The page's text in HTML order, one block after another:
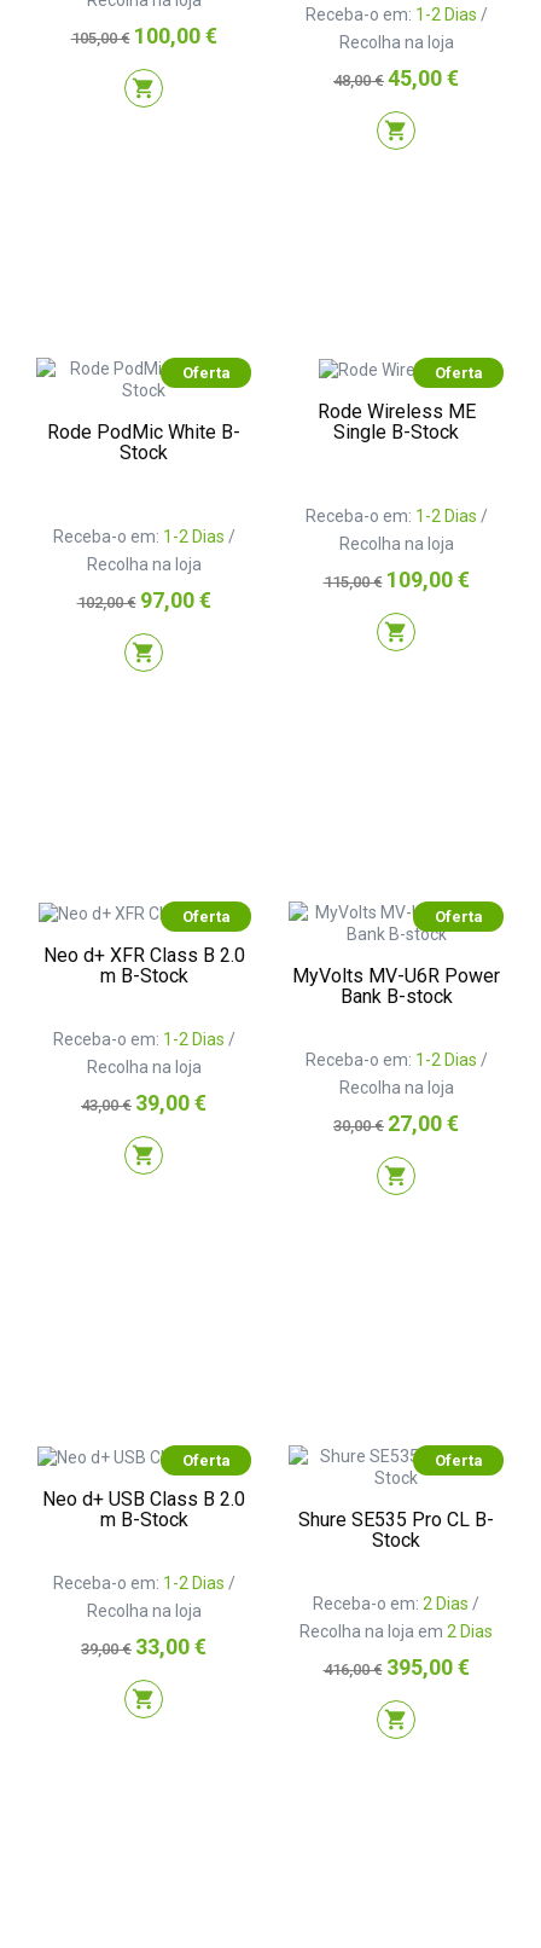
Preço
normal
105,00 € Preço
100,00 €
shopping_cart
Receba-o em: 1-2 Dias /
Recolha na loja
Preço
normal
48,00 € Preço
45,00 €
shopping_cart
Oferta
Rode PodMic White B-
Stock
Receba-o em: 1-2 Dias /
Recolha na loja
Preço
normal
102,00 € Preço
97,00 €
shopping_cart
Oferta
Rode Wireless ME
Single B-Stock
Receba-o em: 1-2 Dias /
Recolha na loja
Preço
normal
115,00 € Preço
109,00 €
shopping_cart
Oferta
Neo d+ XFR Class B 2.0
m B-Stock
Receba-o em: 1-2 Dias /
Recolha na loja
Preço
normal
43,00 € Preço
39,00 €
shopping_cart
Oferta
MyVolts MV-U6R Power
Bank B-stock
Receba-o em: 1-2 Dias /
Recolha na loja
Preço
normal
30,00 € Preço
27,00 €
shopping_cart
Oferta
Neo d+ USB Class B 2.0
m B-Stock
Receba-o em: 1-2 Dias /
Recolha na loja
Preço
normal
39,00 € Preço
33,00 €
shopping_cart
Oferta
Shure SE535 Pro CL B-
Stock
Receba-o em: 2 Dias /
Recolha na loja em 2 Dias
Preço
normal
416,00 € Preço
395,00 €
shopping_cart